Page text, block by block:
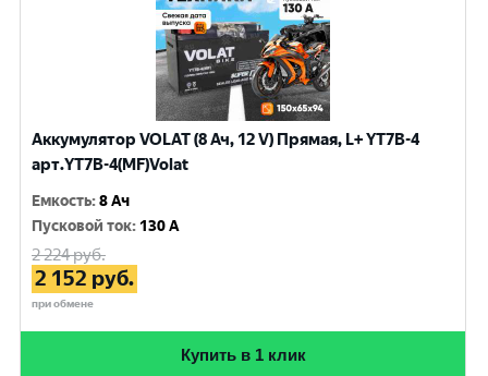
Аккумулятор VOLAT (8 Ач, 12 V) Прямая, L+ YT7B-4
арт.YT7B-4(MF)Volat
Емкость:8 Ач
Пусковой ток: 130 A
2 224руб.
2 152 руб.
при обмене
Купить в 1 клик